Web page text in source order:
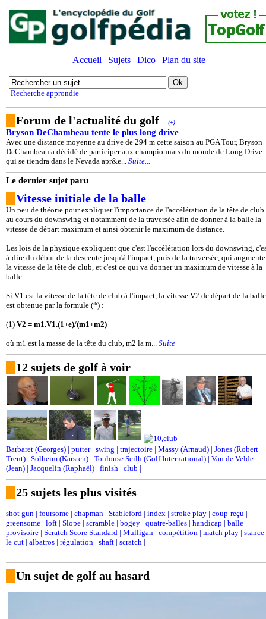
Accueil | Sujets | Dico | Plan du site
Recherche approndie
Forum de l'actualité du golf (+)
Bryson DeChambeau tente le plus long drive
Avec une distance moyenne au drive de 294 m cette saison au PGA Tour, Bryson
DeChambeau a décidé de participer aux championnats du monde de Long Drive
qui se tiendra dans le Nevada apr&e... Suite...
Le dernier sujet paru
Vitesse initiale de la balle
Un peu de théorie pour expliquer l'importance de l'accélération de la tête de club
au cours du downswing et notamment de la traversée afin de donner à la balle la
vitesse de départ maximum et ainsi obtenir le maximum de distance.
Les lois de la physique expliquent que c'est l'accélération lors du downswing,
à-dire du début de la descente jusqu'à l'impact, puis de la traversée, qui augmente
la vitesse de la tête de club, et c'est ce qui va donner un maximum de vitesse à la
balle.
Si V1 est la vitesse de la tête de club à l'impact, la vitesse V2 de départ de la balle
est obtenue par la formule (*) :
(1) V2 = m1.V1.(1+e)/(m1+m2)
où m1 est la masse de la tête du club, m2 la m... Suite
12 sujets de golf à voir
Barbaret (Georges) | putter | swing | trajectoire | Massy (Arnaud) | Jones (Robert
Trent) | Solheim (Karsten) | Toulouse Seilh (Golf International) | Van de Velde
(Jean) | Jacquelin (Raphaël) | finish | club |
25 sujets les plus visités
shot gun | foursome | chapman | Stableford | index | stroke play | coup-reçu |
greensome | loft | Slope | scramble | bogey | quatre-balles | handicap | balle
provisoire | Scratch Score Standard | Mulligan | compétition | match play | stance
le cut | albatros | régulation | shaft | scratch |
Un sujet de golf au hasard